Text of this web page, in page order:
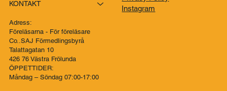
KONTAKT
Adress:
Föreläsarna - För föreläsare
Co..SAJ Förmedlingsbyrå
Talattagatan 10
426 76 Västra Frölunda
ÖPPETTIDER:
Måndag – Söndag 07:00-17:00
Instagram